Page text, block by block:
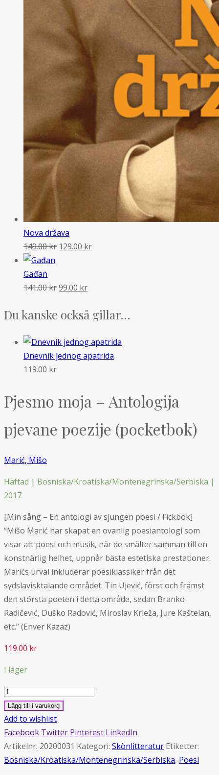
Nova država
149.00kr Det
var:
129.00 krDet
Gađan
141.00krDet
priset
141.00 kr.
99.00 krDet
priset
99.00 kr.
Du kanske också gillar…
Dnevnik jednog apatrida
119.00 kr
Pjesmo moja – Antologija
pjevane poezije (pocketbok)
Marić, Mišo
Häftad | Bosniska/Kroatiska/Montenegrinska/Serbiska |
2017
[Min sång – En antologi av sjungen poesi / Fickbok]
”Mišo Marić har skapat en ovanlig poesiantologi som
visar att poesi och musik, när de smälter samman till en
konstnärlig helhet, uppnår bästa estetiska prestationer.
Marićs urval inkluderar poesiklassiker från det
sydslavisktalande området: Tin Ujević, först och främst
den största poeten i detta område, sedan Branko
Radičević, Duško Radović, Miroslav Krleža, Jure Kaštelan,
etc.” (Enver Kazaz)
119.00 kr
I lager
Pjesmo
moja
–
Antologija
pjevane
poezije
Lägg till i varukorg
Add to wishlist
Facebook Twitter Pinterest LinkedIn
Artikelnr: 20200031 Kategori: Skönlitteratur Etiketter:
Bosniska/Kroatiska/Montenegrinska/Serbiska, Poesi